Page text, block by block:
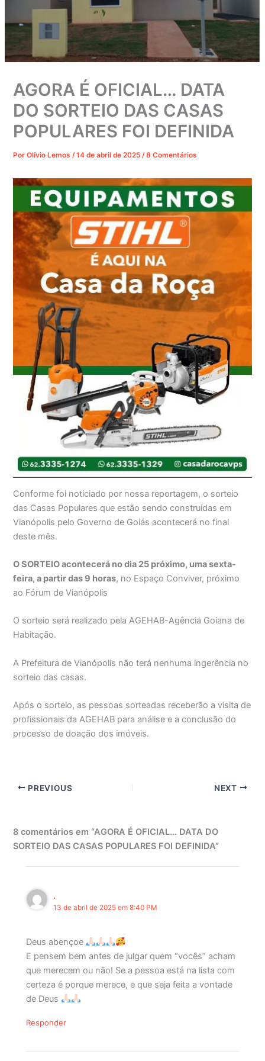
AGORA É OFICIAL… DATA
DO SORTEIO DAS CASAS
POPULARES FOI DEFINIDA
PorOlívio Lemos/14 de abril de 2025/8 Comentários
Conforme foi noticiado por nossa reportagem, o sorteio
das Casas Populares que estão sendo construídas em
Vianópolis pelo Governo de Goiás acontecerá no final
deste mês.
O SORTEIO acontecerá no dia 25 próximo, uma sexta-
feira, a partir das 9 horas, no Espaço Conviver, próximo
ao Fórum de Vianópolis
O sorteio será realizado pela AGEHAB-Agência Goiana de
Habitação.
A Prefeitura de Vianópolis não terá nenhuma ingerência no
sorteio das casas.
Após o sorteio, as pessoas sorteadas receberão a visita de
profissionais da AGEHAB para análise e a conclusão do
processo de doação dos imóveis.
PREVIOUS NEXT
8 comentários em “AGORA É OFICIAL… DATA DO
SORTEIO DAS CASAS POPULARES FOI DEFINIDA”
.
13 de abril de 2025 em 8:40 PM
Deus abençoe
E pensem bem antes de julgar quem “vocês” acham
que merecem ou não! Se a pessoa está na lista com
certeza é porque merece, e que seja feita a vontade
de Deus
Responder